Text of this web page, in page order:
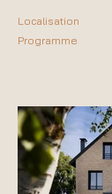
Localisation
Programme